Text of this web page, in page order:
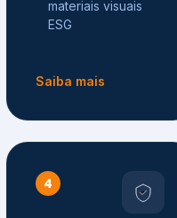
materiais visuais
ESG
Saiba mais
4